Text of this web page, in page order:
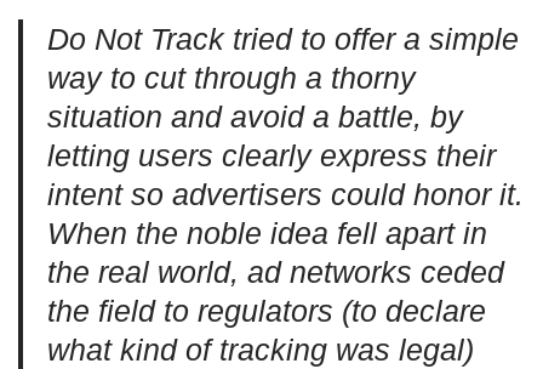
Do Not Track tried to offer a simple
way to cut through a thorny
situation and avoid a battle, by
letting users clearly express their
intent so advertisers could honor it.
When the noble idea fell apart in
the real world, ad networks ceded
the field to regulators (to declare
what kind of tracking was legal)